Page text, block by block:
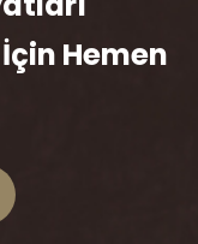
Hemen